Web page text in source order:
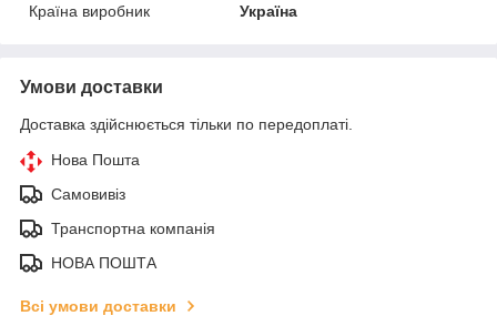
Країна виробник
Україна
Умови доставки
Доставка здійснюється тільки по передоплаті.
Нова Пошта
Самовивіз
Транспортна компанія
НОВА ПОШТА
Всі умови доставки